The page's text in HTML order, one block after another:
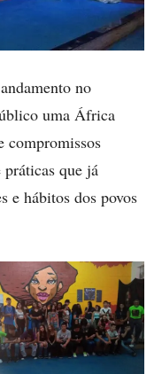
no
uma África
compromissos
práticas que já
e hábitos dos povos